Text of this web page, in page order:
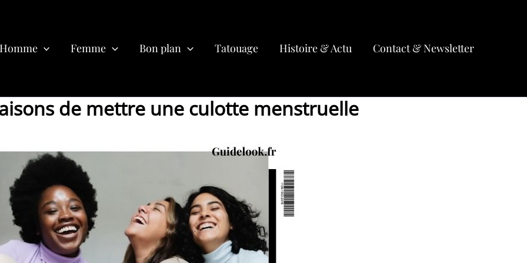
Homme Femme Bon plan Tatouage Histoire & Actu Contact & Newsletter
de mettre une culotte menstruelle